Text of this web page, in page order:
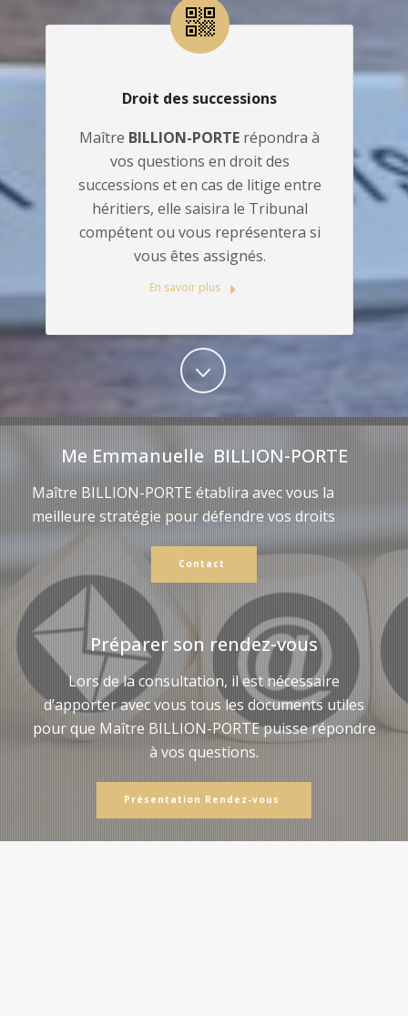
Droit des successions
Maître BILLION-PORTE répondra à
vos questions en droit des
successions et en cas de litige entre
héritiers, elle saisira le Tribunal
compétent ou vous représentera si
vous êtes assignés.
En savoir plus
Me Emmanuelle BILLION-PORTE
Maître BILLION-PORTE établira avec vous la
meilleure stratégie pour défendre vos droits
Contact
Préparer son rendez-vous
Lors de la consultation, il est nécessaire
d’apporter avec vous tous les documents utiles
pour que Maître BILLION-PORTE puisse répondre
à vos questions.
Présentation Rendez-vous